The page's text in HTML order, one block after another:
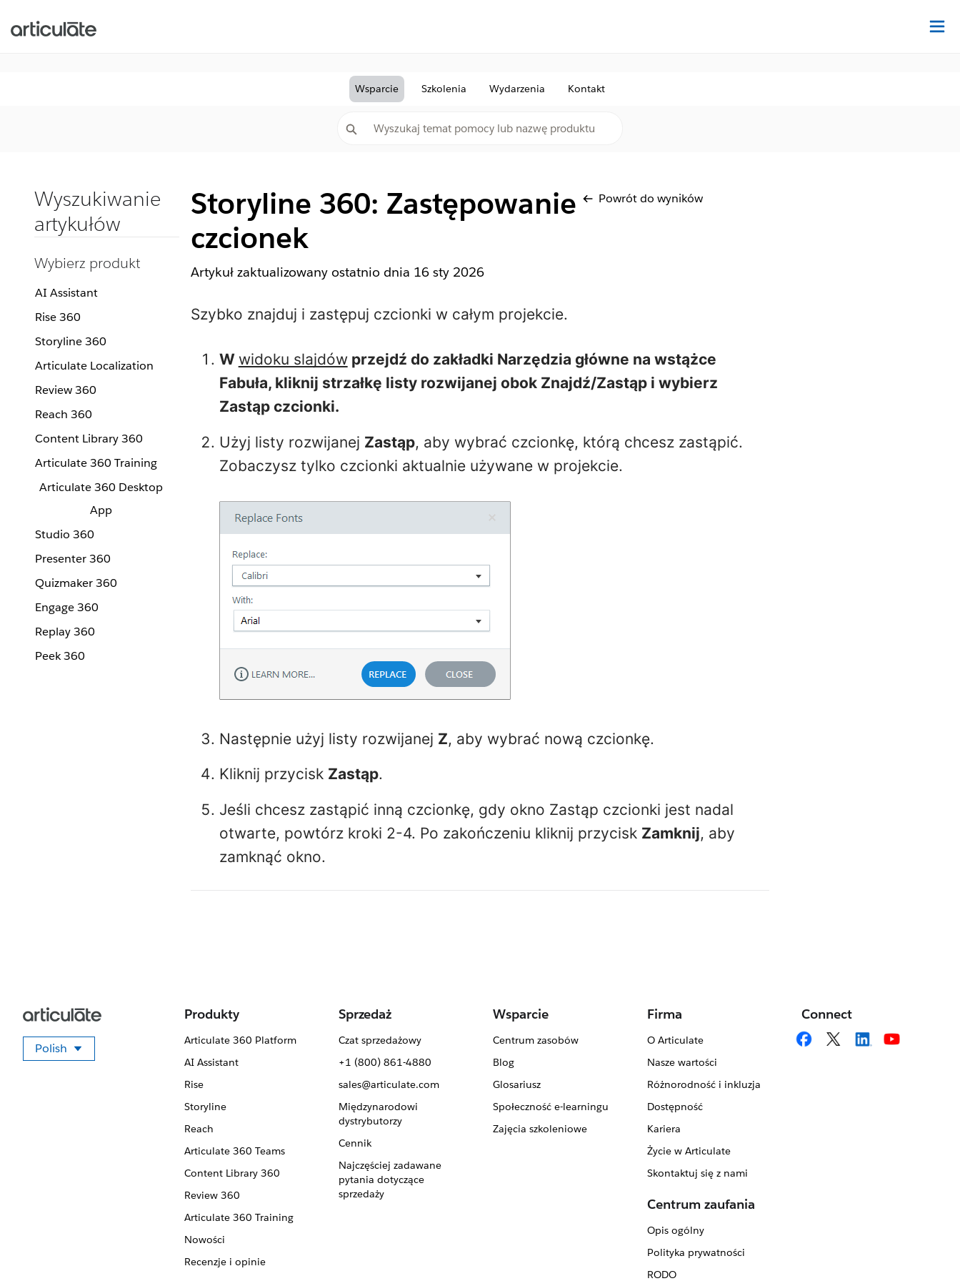
Wsparcie Szkolenia Wydarzenia Kontakt
Wyszukiwanie
artykułów
Wybierz produkt
AI Assistant
Rise 360
Storyline 360
Articulate Localization
Review 360
Reach 360
Content Library 360
Articulate 360 Training
Articulate 360 Desktop
App
Studio 360
Presenter 360
Quizmaker 360
Engage 360
Replay 360
Peek 360
Storyline 360: Zastępowanie
czcionek
Powrót do wyników
Artykuł zaktualizowany ostatnio dnia 16 sty 2026
Szybko znajduj i zastępuj czcionki w całym projekcie.
W widoku slajdówprzejdź do zakładki Narzędzia główne na wstążce
Fabuła, kliknij strzałkę listy rozwijanej obok Znajdź/Zastąpi wybierz
Zastąp czcionki.
Użyj listy rozwijanej Zastąp, aby wybrać czcionkę, którą chcesz zastąpić.
Zobaczysz tylko czcionki aktualnie używane w projekcie.
Następnie użyj listy rozwijanej Z, aby wybrać nową czcionkę.
Kliknij przycisk Zastąp.
Jeśli chcesz zastąpić inną czcionkę, gdy okno Zastąp czcionki jest nadal
otwarte, powtórz kroki 2-4. Po zakończeniu kliknij przycisk Zamknij, aby
zamknąć okno.
Polish
Wybierz swój język
Produkty
Articulate 360 Platform
AI Assistant
Rise
Storyline
Reach
Articulate 360 Teams
Content Library 360
Review 360
Articulate 360 Training
Nowości
Recenzje i opinie
Sprzedaż
Czat sprzedażowy
+1 (800) 861-4880
sales@articulate.com
Międzynarodowi
dystrybutorzy
Cennik
Najczęściej zadawane
pytania dotyczące
sprzedaży
Wsparcie
Centrum zasobów
Blog
Glosariusz
Społeczność e-learningu
Zajęcia szkoleniowe
Firma
O Articulate
Nasze wartości
Różnorodność i inkluzja
Dostępność
Kariera
Życie w Articulate
Skontaktuj się z nami
Centrum zaufania
Opis ogólny
Polityka prywatności
RODO
Connect